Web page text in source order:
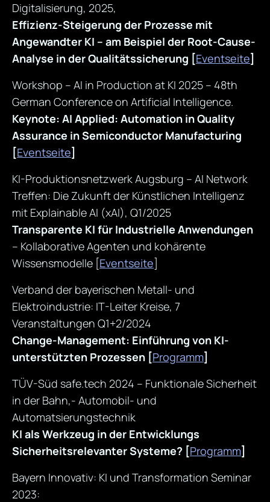
Digitalisierung, 2025,
Effizienz-Steigerung der Prozesse mit
Angewandter KI – am Beispiel der Root-Cause-
Analyse in der Qualitätssicherung [Eventseite]
Workshop – AI in Production at KI 2025 – 48th
German Conference on Artificial Intelligence.
Keynote: AI Applied: Automation in Quality
Assurance in Semiconductor Manufacturing
[Eventseite]
KI-Produktionsnetzwerk Augsburg – AI Network
Treffen: Die Zukunft der Künstlichen Intelligenz
mit Explainable AI (xAI), Q1/2025
Transparente KI für Industrielle Anwendungen
– Kollaborative Agenten und kohärente
Wissensmodelle [Eventseite]
Verband der bayerischen Metall- und
Elektroindustrie: IT-Leiter Kreise, 7
Veranstaltungen Q1+2/2024
Change-Management: Einführung von KI-
unterstützten Prozessen [Programm]
TÜV-Süd safe.tech 2024 – Funktionale Sicherheit
in der Bahn,- Automobil- und
Automatsierungstechnik
KI als Werkzeug in der Entwicklungs
Sicherheitsrelevanter Systeme? [Programm]
Bayern Innovativ: KI und Transformation Seminar
2023: